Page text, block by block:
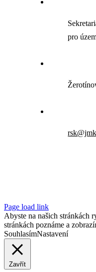
pro
Page load link
Abyste na našich stránkách
stránkách poznáme a
SouhlasímNastavení
Zavřít